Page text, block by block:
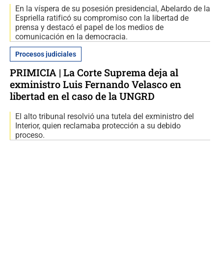
En la víspera de su posesión presidencial, Abelardo de la
Espriella ratificó su compromiso con la libertad de
prensa y destacó el papel de los medios de
comunicación en la democracia.
Procesos judiciales
PRIMICIA | La Corte Suprema deja al
exministro Luis Fernando Velasco en
libertad en el caso de la UNGRD
El alto tribunal resolvió una tutela del exministro del
Interior, quien reclamaba protección a su debido
proceso.